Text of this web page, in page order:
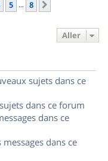
5 … 8
Aller
sujets dans ce
dans ce forum
dans ce
dans ce